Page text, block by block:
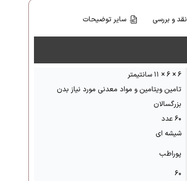
نقد و بررسی سایر توضیحات
۶ × ۶ × ۱۱ سانتیمتر
تامین ویتامین و مواد معدنی مورد نیاز بدن
بزرگسالان
۶۰ عدد
شیشه ای
پوراطب
۶۰